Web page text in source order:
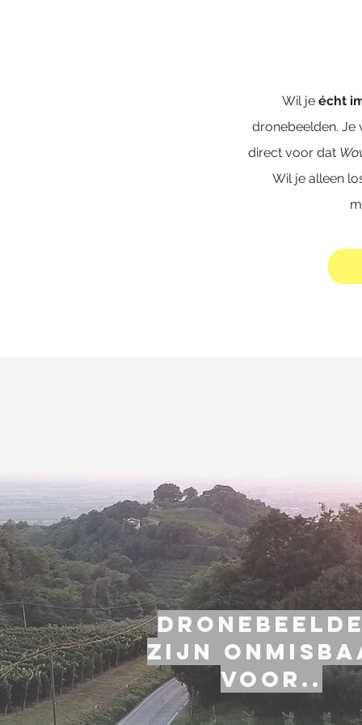
Wil je écht
dronebeelden. Je
direct voor dat
Wil je alleen
zijn
voor..